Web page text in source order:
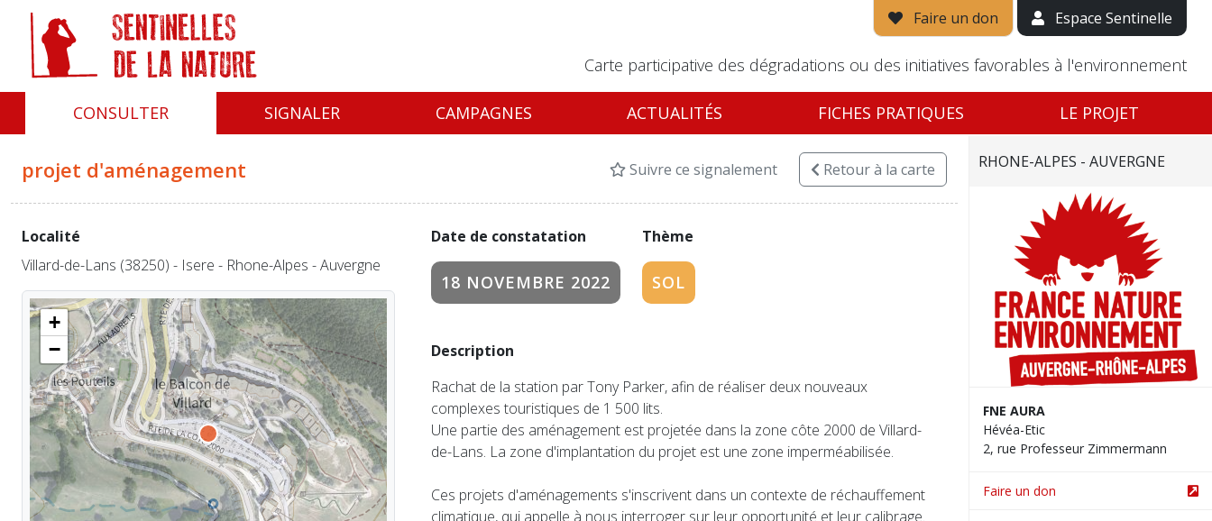
Faire un don Espace Sentinelle
Carte participative des dégradations ou des initiatives favorables à l'environnement
CONSULTER SIGNALER CAMPAGNES ACTUALITÉS FICHES PRATIQUES LE PROJET
projet d'aménagement Suivre ce signalement Retourà la carte
Date de constatation
18 NOVEMBRE 2022
Thème
SOL
Description
Rachat de la station par Tony Parker, afin de réaliser deux nouveaux
complexes touristiques de 1 500 lits.
Une partie des aménagement est projetée dans la zone côte 2000 de Villard-
de-Lans. La zone d'implantation du projet est une zone imperméabilisée.
Ces projets d'aménagements s'inscrivent dans un contexte de réchauffement
climatique, qui appelle à nous interroger sur leur opportunité et leur calibrage.
Localité
Villard-de-Lans (38250) - Isere - Rhone-Alpes - Auvergne
+
−
RHONE-ALPES - AUVERGNE
FNE AURA
Hévéa-Etic
2, rue Professeur Zimmermann
Faire un don
Panneau de gestion des cookies